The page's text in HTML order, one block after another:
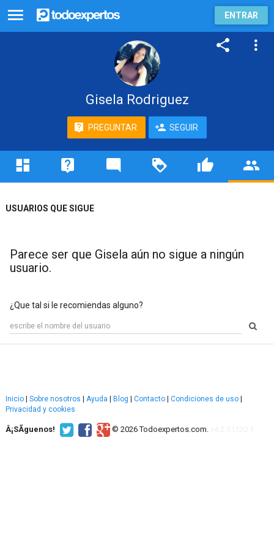
ENTRAR
Gisela Rodriguez
PREGUNTAR SEGUIR
USUARIOS QUE SIGUE
Parece ser que Gisela aún no sigue a ningún
usuario.
¿Que tal si le recomiendas alguno?
Inicio Sobre nosotros Ayuda Blog Contacto Condiciones de uso
Privacidad y cookies
Â¡SÃ­guenos! © 2026 Todoexpertos.com.